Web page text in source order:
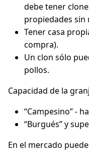
debe tener
propiedades sin
Tener casa
compra).
Un clon sólo
pollos.
Capacidad de la
“Campesino” -
“Burgués” y
En el mercado